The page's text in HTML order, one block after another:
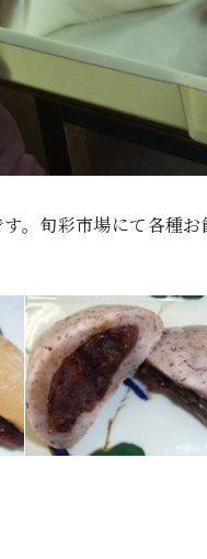
。旬彩市場にて各種